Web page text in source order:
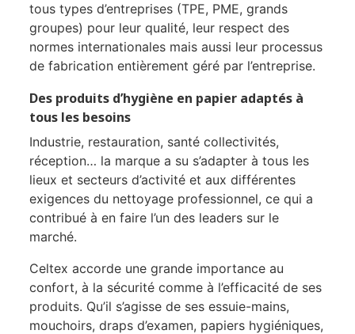
tous types d’entreprises (TPE, PME, grands
groupes) pour leur qualité, leur respect des
normes internationales mais aussi leur processus
de fabrication entièrement géré par l’entreprise.
Des produits d’hygiène en papier adaptés à
tous les besoins
Industrie, restauration, santé collectivités,
réception… la marque a su s’adapter à tous les
lieux et secteurs d’activité et aux différentes
exigences du nettoyage professionnel, ce qui a
contribué à en faire l’un des leaders sur le
marché.
Celtex accorde une grande importance au
confort, à la sécurité comme à l’efficacité de ses
produits. Qu’il s’agisse de ses essuie-mains,
mouchoirs, draps d’examen, papiers hygiéniques,